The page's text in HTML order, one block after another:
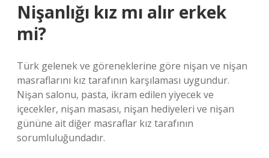
Nişanlığı kız mı alır erkek
mi?
Türk gelenek ve göreneklerine göre nişan ve nişan
masraflarını kız tarafının karşılaması uygundur.
Nişan salonu, pasta, ikram edilen yiyecek ve
içecekler, nişan masası, nişan hediyeleri ve nişan
gününe ait diğer masraflar kız tarafının
sorumluluğundadır.